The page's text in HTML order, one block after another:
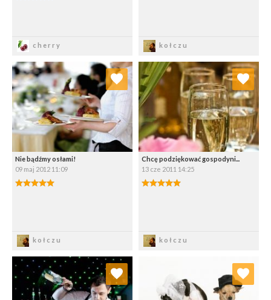
cherry kołczu
Nie bądźmy osłami!
09 maj 2012 11:09
5.00/5
kołczu
Dodaj do ulubionych
Wybierz listę:
Chcę podziękować gospodyni...
13 cze 2011 14:25
5.00/5
kołczu
Dodaj do ulubionych
Wybierz listę:
Dodaj do ulubionych
Wybierz listę:
Dodaj do ulubionych
Wybierz listę: